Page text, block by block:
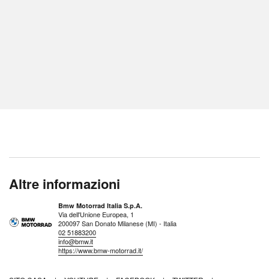
Altre informazioni
Bmw Motorrad Italia S.p.A.
Via dell'Unione Europea, 1
200097 San Donato Milanese (MI) - Italia
02 51883200
info@bmw.it
https://www.bmw-motorrad.it/